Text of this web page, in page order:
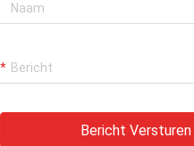
Bericht Versturen